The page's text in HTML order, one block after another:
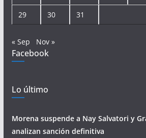
29 30 31
« Sep Nov »
Facebook
Lo último
Morena suspende a Nay Salvatori y
analizan sanción definitiva